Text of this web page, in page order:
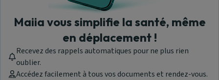
Maiia vous simplifie la santé, même
en déplacement !
Recevez des rappels automatiques pour ne plus rien
oublier.
Accédez facilement à tous vos documents et rendez-vous.